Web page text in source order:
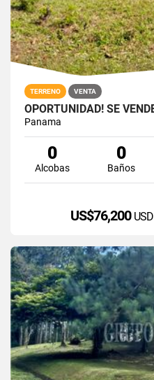
TERRENO VENTA
Panama
0
Alcobas
0
Baños
US$76,200 USD